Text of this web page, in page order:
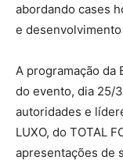
abordando cases
e
A programação da
do evento, dia 25/
autoridades e
LUXO, do TOTAL
apresentações de